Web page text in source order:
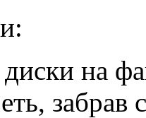
диски на
забрав